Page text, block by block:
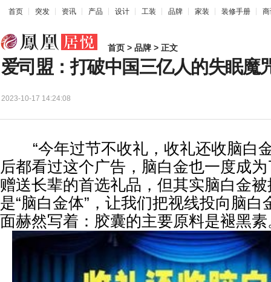
首页 突发 资讯 产品 设计 工装 品牌 家装 装修手册
首页 > 品牌 > 正文
爱司盟：打破中国三亿人的失眠魔
2023-10-17 14:24:08
“今年过节不收礼，收礼还收脑白金
后都看过这个广告，脑白金也一度成
赠送长辈的首选礼品，但其实脑白金
是“脑白金体”，让我们把视线投向脑白
面赫然写着：胶囊的主要原料是褪黑素